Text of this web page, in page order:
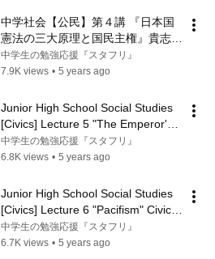
中学社会【公民】第４講 『日本国
憲法の三大原理と国民主権』貴志信
智先生の公民
中学生の勉強応援『スタフリ』
7.9K views • 5 years ago
Junior High School Social Studies
[Civics] Lecture 5 "The Emperor's
Status and State Acts" Civics...
中学生の勉強応援『スタフリ』
6.8K views • 5 years ago
Junior High School Social Studies
[Civics] Lecture 6 "Pacifism" Civics
by Professor Nobutomo Kishi
中学生の勉強応援『スタフリ』
6.7K views • 5 years ago